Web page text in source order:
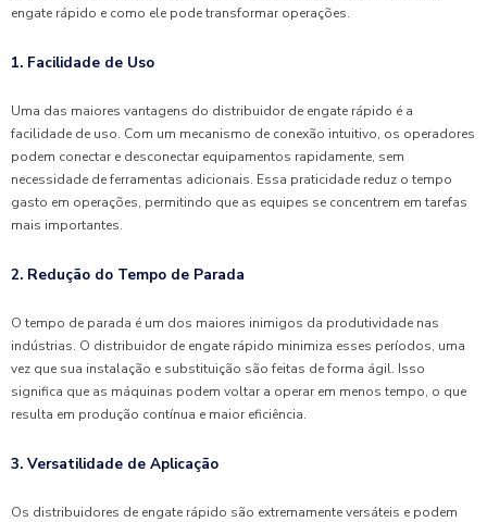
engate rápido e como ele pode transformar operações.
1. Facilidade de Uso
Uma das maiores vantagens do distribuidor de engate rápido é a
facilidade de uso. Com um mecanismo de conexão intuitivo, os operadores
podem conectar e desconectar equipamentos rapidamente, sem
necessidade de ferramentas adicionais. Essa praticidade reduz o tempo
gasto em operações, permitindo que as equipes se concentrem em tarefas
mais importantes.
2. Redução do Tempo de Parada
O tempo de parada é um dos maiores inimigos da produtividade nas
indústrias. O distribuidor de engate rápido minimiza esses períodos, uma
vez que sua instalação e substituição são feitas de forma ágil. Isso
significa que as máquinas podem voltar a operar em menos tempo, o que
resulta em produção contínua e maior eficiência.
3. Versatilidade de Aplicação
Os distribuidores de engate rápido são extremamente versáteis e podem